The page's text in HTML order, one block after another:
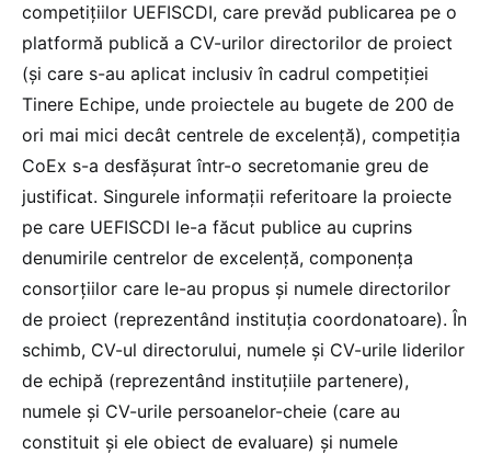
competițiilor UEFISCDI, care prevăd publicarea pe o
platformă publică a CV-urilor directorilor de proiect
(și care s-au aplicat inclusiv în cadrul competiției
Tinere Echipe, unde proiectele au bugete de 200 de
ori mai mici decât centrele de excelență), competiția
CoEx s-a desfășurat într-o secretomanie greu de
justificat. Singurele informații referitoare la proiecte
pe care UEFISCDI le-a făcut publice au cuprins
denumirile centrelor de excelență, componența
consorțiilor care le-au propus și numele directorilor
de proiect (reprezentând instituția coordonatoare). În
schimb, CV-ul directorului, numele și CV-urile liderilor
de echipă (reprezentând instituțiile partenere),
numele și CV-urile persoanelor-cheie (care au
constituit și ele obiect de evaluare) și numele